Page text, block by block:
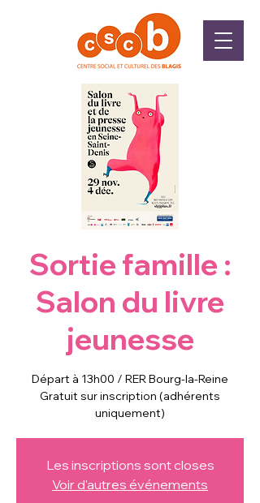
Sortie famille :
Salon du livre
jeunesse
Départ à 13h00 / RER Bourg-la-Reine
Gratuit sur inscription (adhérents
uniquement)
Les inscriptions sont closes
Voir d'autres événements